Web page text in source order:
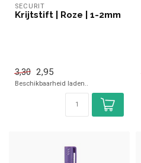
SECURIT
Krijtstift | Roze | 1-2mm
3,30 2,95
Beschikbaarheid laden..